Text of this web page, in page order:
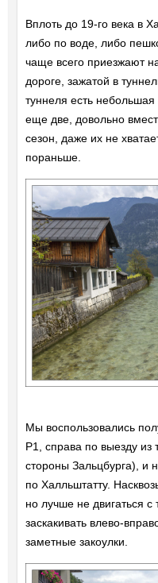
Вплоть до 19-го века в
либо по воде, либо
чаще всего приезжают
дороге, зажатой в
туннеля есть
еще две, довольно
сезон, даже их не
пораньше.
Мы воспользовались
P1, справа по выезду из
стороны Зальцбурга), и
по Халльштатту.
но лучше не двигаться
заскакивать влево-
заметные закоулки.